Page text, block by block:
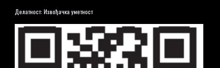
Делатност: Извођачка уметност